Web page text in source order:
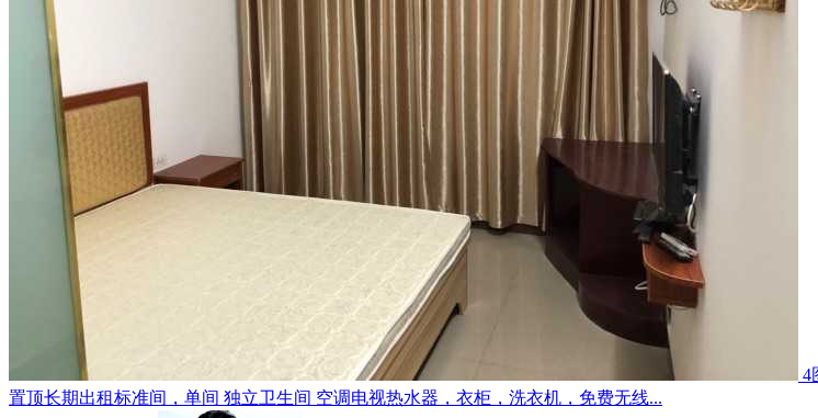
4
置顶长期出租标准间，单间 独立卫生间 空调电视热水器，衣柜，洗衣机，免费无线...